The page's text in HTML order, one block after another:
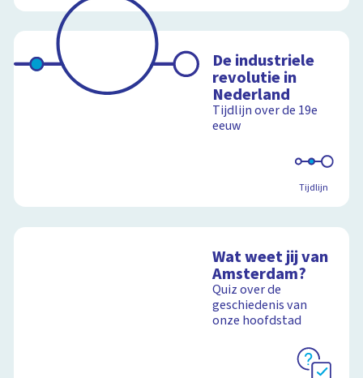
De industriele
revolutie in
Nederland
Tijdlijn over de 19e
eeuw
Tijdlijn
Wat weet jij van
Amsterdam?
Quiz over de
geschiedenis van
onze hoofdstad